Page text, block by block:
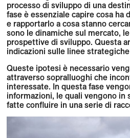
processo di sviluppo di una
fase è essenziale capire cosa ha
e rapportarlo a cosa stanno
sono le dinamiche sul mercato,
prospettive di sviluppo. Questa
indicazioni sulle linee
Queste ipotesi è necessario
attraverso sopralluoghi che
interessate. In questa fase
informazioni, le quali vengono in
fatte confluire in una serie di